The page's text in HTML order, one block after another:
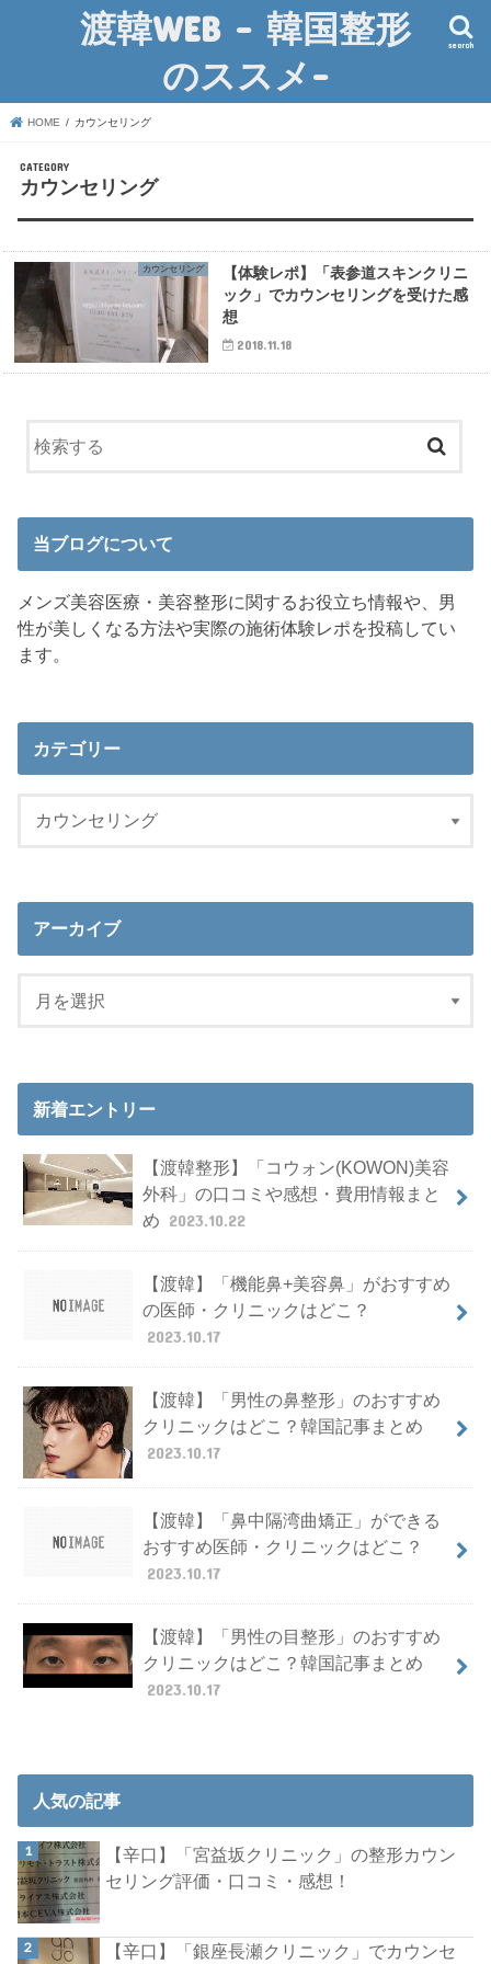
渡韓WEB – 韓国整形
のススメ-
search
HOME カウンセリング
カウンセリング
カウンセリング
【体験レポ】「表参道スキンクリニ
ック」でカウンセリングを受けた感
想
2018.11.18
当ブログについて
メンズ美容医療・美容整形に関するお役立ち情報や、男
性が美しくなる方法や実際の施術体験レポを投稿してい
ます。
カテゴリー
アーカイブ
新着エントリー
【渡韓整形】「コウォン(KOWON)美容
外科」の口コミや感想・費用情報まと
め 2023.10.22
【渡韓】「機能鼻+美容鼻」がおすすめ
の医師・クリニックはどこ？
2023.10.17
【渡韓】「男性の鼻整形」のおすすめ
クリニックはどこ？韓国記事まとめ
2023.10.17
【渡韓】「鼻中隔湾曲矯正」ができる
おすすめ医師・クリニックはどこ？
2023.10.17
【渡韓】「男性の目整形」のおすすめ
クリニックはどこ？韓国記事まとめ
2023.10.17
人気の記事
【辛口】「宮益坂クリニック」の整形カウン
セリング評価・口コミ・感想！
【辛口】「銀座長瀬クリニック」でカウンセ